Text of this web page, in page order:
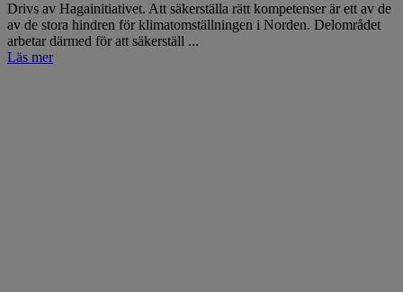
Drivs av Hagainitiativet. Att säkerställa rätt kompetenser är ett av de
av de stora hindren för klimatomställningen i Norden. Delområdet
arbetar därmed för att säkerställ ...
Läs mer